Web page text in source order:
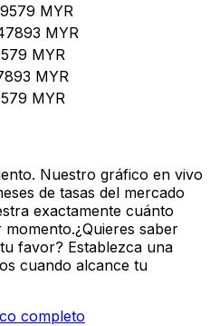
MYR
MYR
MYR
MYR
MYR
Nuestro gráfico en vivo
de tasas del mercado
exactamente cuánto
saber
favor? Establezca una
cuando alcance tu
completo